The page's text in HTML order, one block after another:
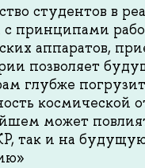
студентов в
с принципами
аппаратов,
позволяет
глубже
космической
может
так и на